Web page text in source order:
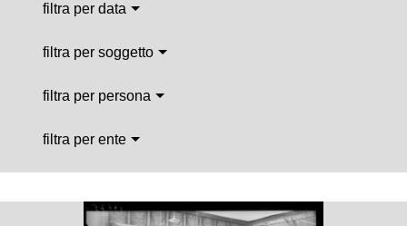
filtra per data
filtra per soggetto
filtra per persona
filtra per ente